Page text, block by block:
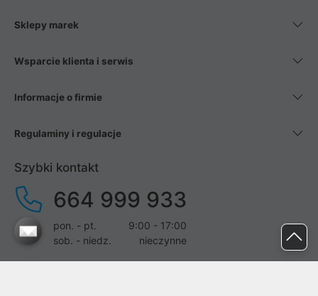
Sklepy marek
Wsparcie klienta i serwis
Informacje o firmie
Regulaminy i regulacje
Szybki kontakt
664 999 933
pon. - pt.
9:00 - 17:00
sob. - niedz.
nieczynne